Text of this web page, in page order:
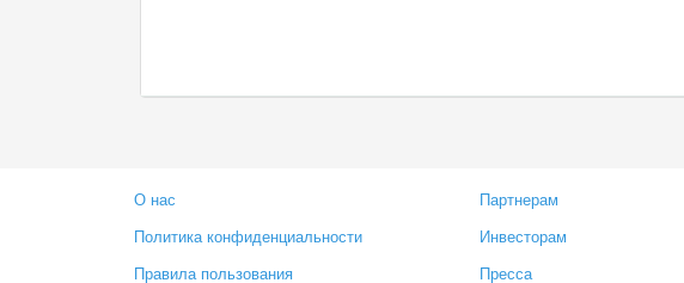
О нас
Политика конфиденциальности
Правила пользования
Партнерам
Инвесторам
Пресса